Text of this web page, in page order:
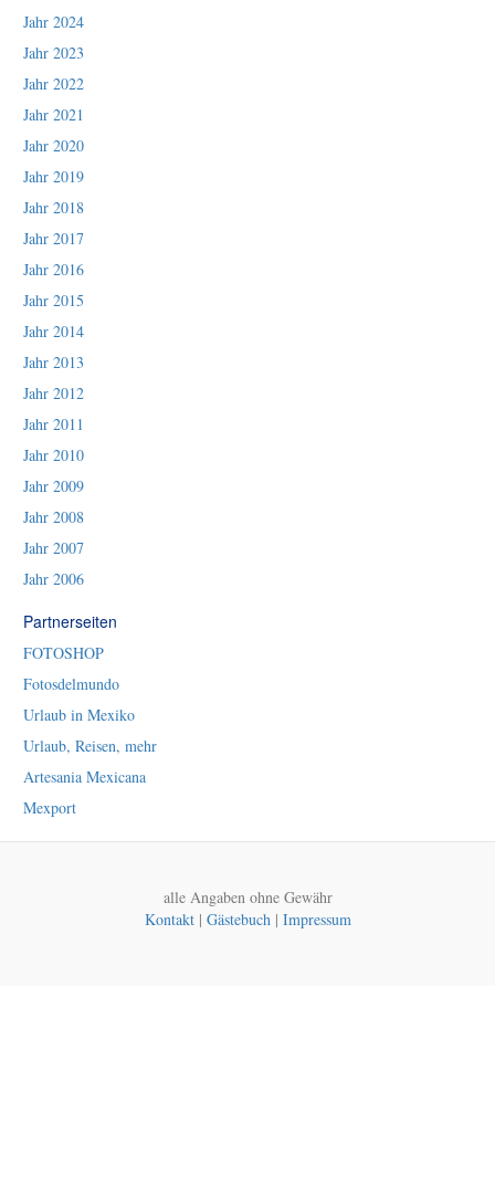
Jahr 2024
Jahr 2023
Jahr 2022
Jahr 2021
Jahr 2020
Jahr 2019
Jahr 2018
Jahr 2017
Jahr 2016
Jahr 2015
Jahr 2014
Jahr 2013
Jahr 2012
Jahr 2011
Jahr 2010
Jahr 2009
Jahr 2008
Jahr 2007
Jahr 2006
Partnerseiten
FOTOSHOP
Fotosdelmundo
Urlaub in Mexiko
Urlaub, Reisen, mehr
Artesania Mexicana
Mexport
alle Angaben ohne Gewähr
Kontakt| Gästebuch| Impressum